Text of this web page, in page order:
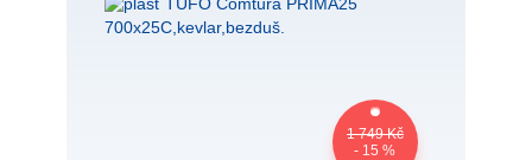
1 749 Kč
- 15 %